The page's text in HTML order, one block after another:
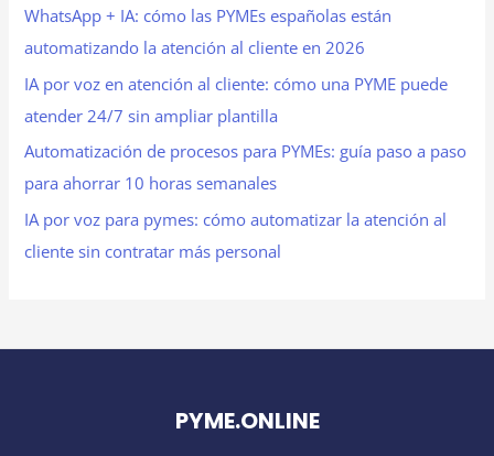
WhatsApp + IA: cómo las PYMEs españolas están
automatizando la atención al cliente en 2026
IA por voz en atención al cliente: cómo una PYME puede
atender 24/7 sin ampliar plantilla
Automatización de procesos para PYMEs: guía paso a paso
para ahorrar 10 horas semanales
IA por voz para pymes: cómo automatizar la atención al
cliente sin contratar más personal
PYME.ONLINE